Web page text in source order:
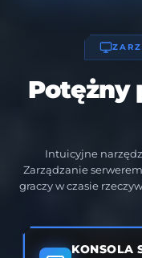
Potężny
Intuicyjne
Zarządzanie
graczy w czasie
KONSOLA